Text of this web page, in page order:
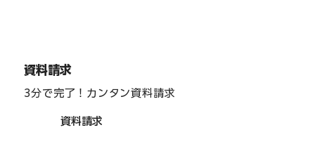
資料請求
3分で完了！カンタン資料請求
資料請求